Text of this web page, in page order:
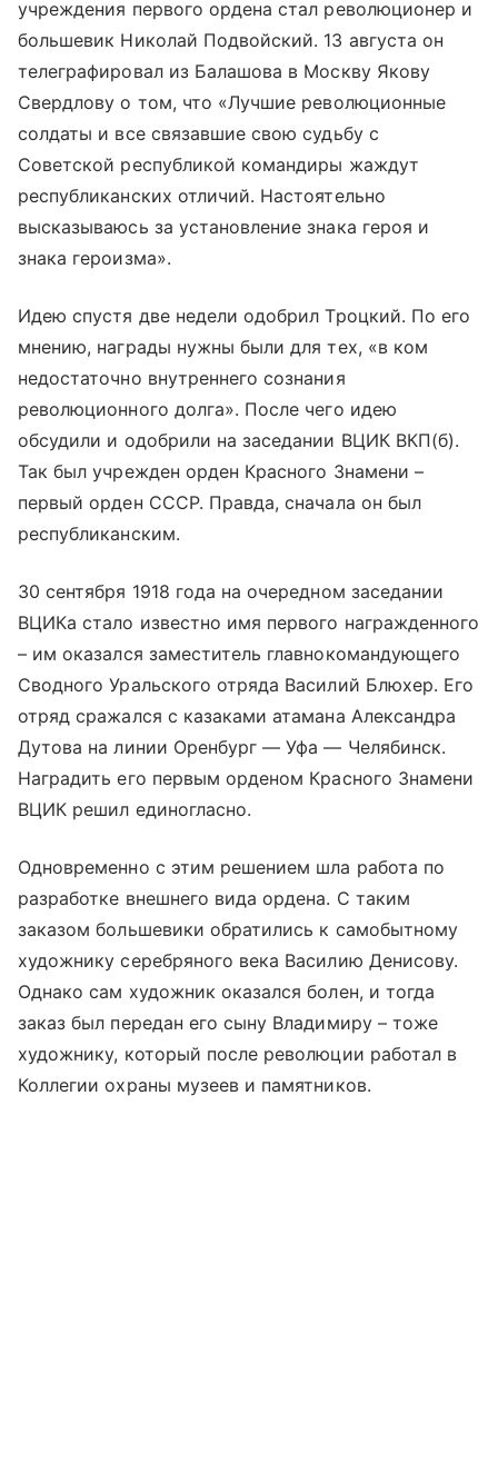
учреждения первого ордена стал революционер и
большевик Николай Подвойский. 13 августа он
телеграфировал из Балашова в Москву Якову
Свердлову о том, что «Лучшие революционные
солдаты и все связавшие свою судьбу с
Советской республикой командиры жаждут
республиканских отличий. Настоятельно
высказываюсь за установление знака героя и
знака героизма».
Идею спустя две недели одобрил Троцкий. По его
мнению, награды нужны были для тех, «в ком
недостаточно внутреннего сознания
революционного долга». После чего идею
обсудили и одобрили на заседании ВЦИК ВКП(б).
Так был учрежден орден Красного Знамени –
первый орден СССР. Правда, сначала он был
республиканским.
30 сентября 1918 года на очередном заседании
ВЦИКа стало известно имя первого награжденного
– им оказался заместитель главнокомандующего
Сводного Уральского отряда Василий Блюхер. Его
отряд сражался с казаками атамана Александра
Дутова на линии Оренбург — Уфа — Челябинск.
Наградить его первым орденом Красного Знамени
ВЦИК решил единогласно.
Одновременно с этим решением шла работа по
разработке внешнего вида ордена. С таким
заказом большевики обратились к самобытному
художнику серебряного века Василию Денисову.
Однако сам художник оказался болен, и тогда
заказ был передан его сыну Владимиру – тоже
художнику, который после революции работал в
Коллегии охраны музеев и памятников.